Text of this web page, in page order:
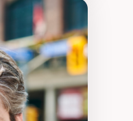
médiatiques
auditoires
numériques à
et l’IA
qualitative sur
de recherche